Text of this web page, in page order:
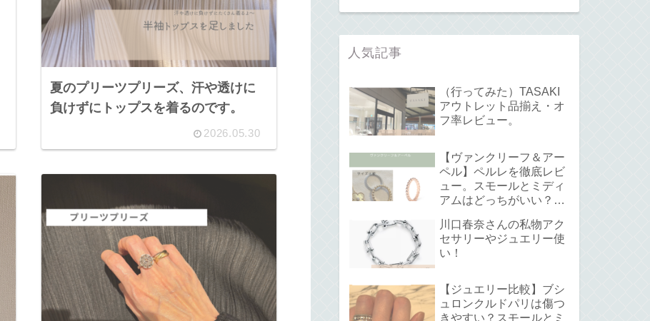
夏のプリーツプリーズ、汗や透けに
負けずにトップスを着るのです。
2026.05.30
人気記事
（行ってみた）TASAKI
アウトレット品揃え・オ
フ率レビュー。
【ヴァンクリーフ＆アー
ペル】ペルレを徹底レビ
ュー。スモールとミディ
アムはどっちがいい？サ
て。
川口春奈さんの私物アク
セサリーやジュエリー使
い！
【ジュエリー比較】ブシ
ュロンクルドパリは傷つ
きやすい？スモールとミ